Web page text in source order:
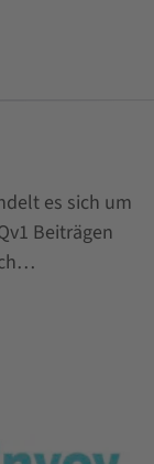
es sich um
Beiträgen